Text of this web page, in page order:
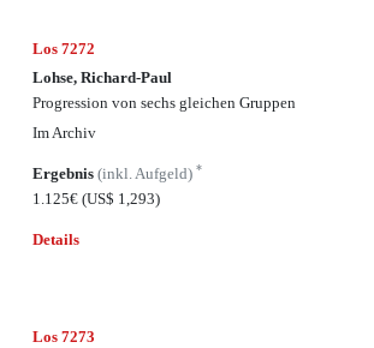
Los 7272
Lohse, Richard-Paul
Progression von sechs gleichen Gruppen
Im Archiv
Ergebnis(inkl. Aufgeld)*
1.125€(US$ 1,293)
Details
Los 7273